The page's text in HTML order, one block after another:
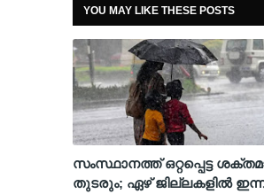
YOU MAY LIKE THESE POSTS
സംസ്ഥാനത്ത് ഒറ്റപ്പെട്ട
തുടരും; ഏഴ് ജില്ലകളില്‍